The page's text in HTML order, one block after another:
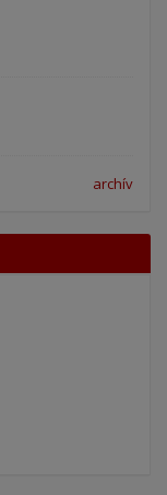
archív